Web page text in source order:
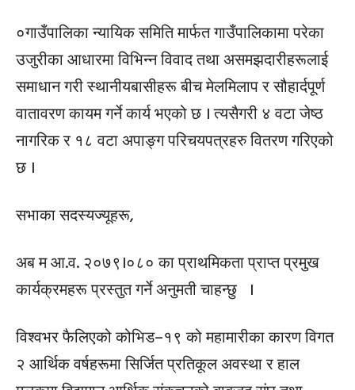
०गाउँपालिका न्यायिक समिति मार्फत गाउँपालिकामा परेका
उजुरीका आधारमा विभिन्न विवाद तथा असमझदारीहरूलाई
समाधान गरी स्थानीयबासीहरू बीच मेलमिलाप र सौहार्दपूर्ण
वातावरण कायम गर्ने कार्य भएको छ । त्यसैगरी ४ वटा जेष्ठ
नागरिक र १८ वटा अपाङ्ग परिचयपत्रहरु वितरण गरिएको
छ ।
सभाका सदस्यज्यूहरू,
अब म आ.व. २०७९।०८० का प्राथमिकता प्राप्त प्रमुख
कार्यक्रमहरू प्रस्तुत गर्ने अनुमती चाहन्छु ।
विश्वभर फैलिएको कोभिड–१९ को महामारीका कारण विगत
२ आर्थिक वर्षहरूमा सिर्जित प्रतिकूल अवस्था र हाल